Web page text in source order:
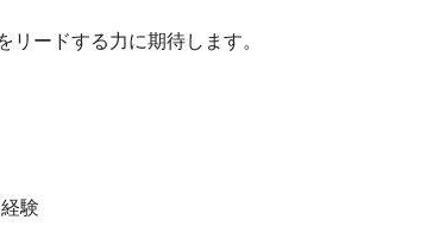
リードする力に期待します。
験